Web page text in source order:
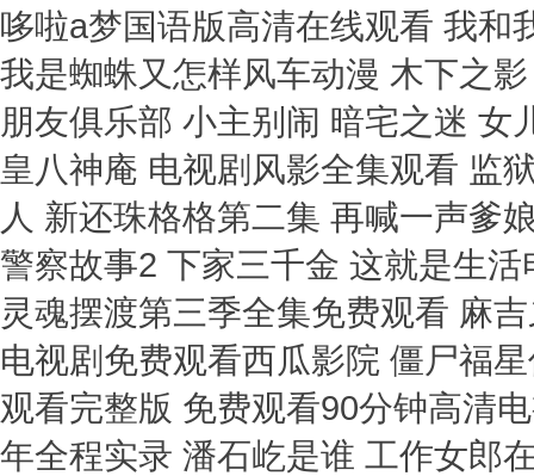
哆啦a梦国语版高清在线观看 我和
我是蜘蛛又怎样风车动漫 木下之
朋友俱乐部 小主别闹 暗宅之迷
皇八神庵 电视剧风影全集观看 监
人 新还珠格格第二集 再喊一声爹
警察故事2 下家三千金 这就是生
灵魂摆渡第三季全集免费观看 麻
电视剧免费观看西瓜影院 僵尸福
观看完整版 免费观看90分钟高清
年全程实录 潘石屹是谁 工作女郎